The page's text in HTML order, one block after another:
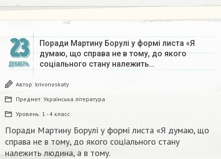
23
ДЕКАБРЬ
Поради Мартину Борулі у формі листа «Я
думаю, що справа не в тому, до якого
соціального стану належить…
Автор: krivonoskaty
Предмет: Українська література
Уровень: 1 - 4 класс
Поради Мартину Борулі у формі листа «Я думаю, що
справа не в тому, до якого соціального стану
належить людина, а в тому.​